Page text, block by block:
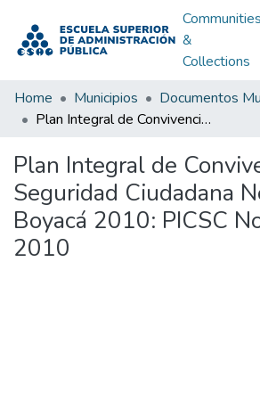
Communities
&
Collections
Home Municipios
Documentos
Plan Integral de Convivencia y Seguridad Ciudadana Nobsa Boyacá 2010: PICSC Nobsa Boyacá 2010
Plan Integral de
Seguridad Ciudadana
Boyacá 2010: PICSC
2010